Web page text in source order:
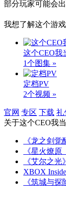
部分玩家可能会
我想了解这个游戏
这个CEO我
1个图集 »
定档PV
2个视频 »
官网 专区 下载 礼
关于这个CEO我
《龙之剑
《星火燎
《艾尔之
XBOX
《筑城与